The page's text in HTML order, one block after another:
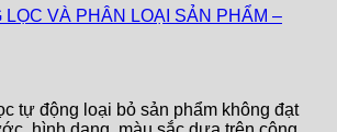
LỌC VÀ PHÂN LOẠI SẢN PHẨM –
tự động loại bỏ sản phẩm không đạt